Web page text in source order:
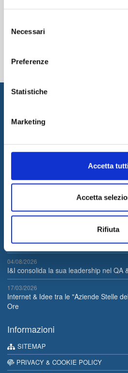
delNecessari
Preferenze
Statistiche
Marketing
Accetta
Accetta
Rifiuta
Clicca
per prenderne
soluzioni innovative, erogando
supportare il business dei propri
professionisti di riconosciuto valore.
Ultime News
Internet & Idee è Main Sponsor di
04/08/2026
I&I consolida la sua leadership nel QA
17/03/2026
Internet & Idee tra le "Aziende Stelle
Ore
Informazioni
SITEMAP
PRIVACY & COOKIE POLICY